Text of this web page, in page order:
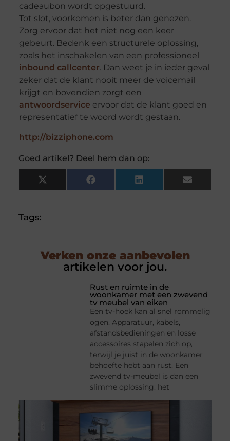
cadeaubon wordt opgestuurd.
Tot slot, voorkomen is beter dan genezen.
Zorg ervoor dat het niet nog een keer
gebeurt. Bedenk een structurele oplossing,
zoals het inschakelen van een professioneel
inbound callcenter. Dan weet je in ieder geval
zeker dat de klant nooit meer de voicemail
krijgt en bovendien zorgt een
antwoordservice ervoor dat de klant goed en
representatief te woord wordt gestaan.
http://bizziphone.com
Goed artikel? Deel hem dan op:
X
(Twitter)
Facebook LinkedIn Email
Tags:
Verken onze aanbevolen
artikelen voor jou.
Rust en ruimte in de
woonkamer met een zwevend
tv meubel van eiken
Een tv-hoek kan al snel rommelig
ogen. Apparatuur, kabels,
afstandsbedieningen en losse
accessoires stapelen zich op,
terwijl je juist in de woonkamer
behoefte hebt aan rust. Een
zwevend tv-meubel is dan een
slimme oplossing: het